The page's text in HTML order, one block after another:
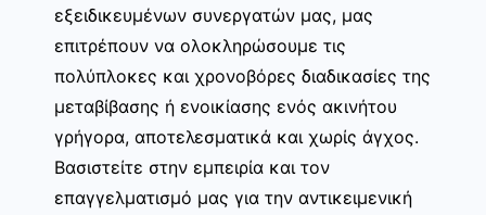
εξειδικευμένων συνεργατών μας, μας
επιτρέπουν να ολοκληρώσουμε τις
πολύπλοκες και χρονοβόρες διαδικασίες της
μεταβίβασης ή ενοικίασης ενός ακινήτου
γρήγορα, αποτελεσματικά και χωρίς άγχος.
Βασιστείτε στην εμπειρία και τον
επαγγελματισμό μας για την αντικειμενική